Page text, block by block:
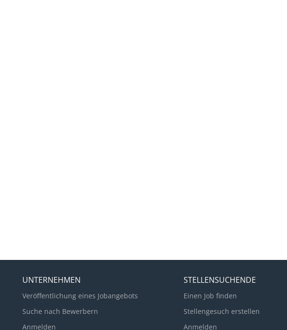
UNTERNEHMEN
Veröffentlichung eines Jobangebots
Suche nach Bewerbern
Anmelden
STELLENSUCHENDE
Einen Job finden
Stellengesuch erstellen
Anmelden